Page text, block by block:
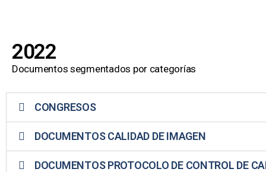
2022
Documentos segmentados por categorías
CONGRESOS
DOCUMENTOS CALIDAD DE IMAGEN
DOCUMENTOS PROTOCOLO DE CONTROL DE